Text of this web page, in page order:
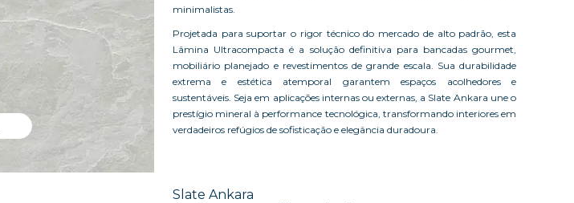
minimalistas.
Projetada para suportar o rigor técnico do mercado de alto padrão, esta
Lâmina Ultracompacta é a solução definitiva para bancadas gourmet,
mobiliário planejado e revestimentos de grande escala. Sua durabilidade
extrema e estética atemporal garantem espaços acolhedores e
sustentáveis. Seja em aplicações internas ou externas, a Slate Ankara une o
prestígio mineral à performance tecnológica, transformando interiores em
verdadeiros refúgios de sofisticação e elegância duradoura.
Slate Ankara